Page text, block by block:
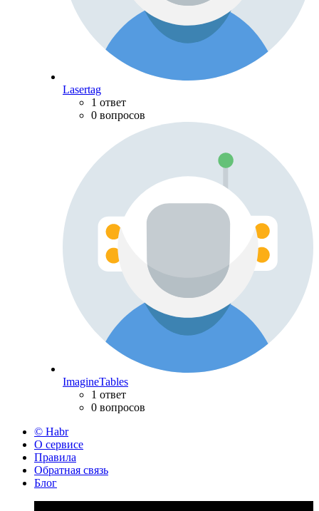
Lasertag
1 ответ
0 вопросов
ImagineTables
1 ответ
0 вопросов
© Habr
О сервисе
Правила
Обратная связь
Блог